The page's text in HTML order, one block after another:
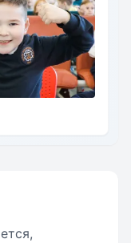
где создаются
обучения, а
эмоций от
наша школа
спортивные,
которые
свой талант.